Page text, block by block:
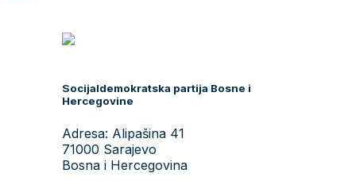
Socijaldemokratska partija Bosne i
Hercegovine
Adresa: Alipašina 41
71000 Sarajevo
Bosna i Hercegovina